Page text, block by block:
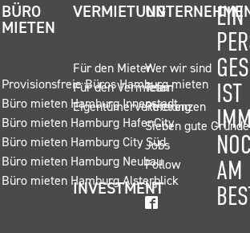
BÜRO
MIETEN
Provisionsfreie Büros Hamburg mieten
Büro mieten Hamburg Innenstadt
Büro mieten Hamburg HafenCity
Büro mieten Hamburg City Süd
Büro mieten Hamburg Neubau
Büro mieten Hamburg Alsterblick
VERMIETUNG
Für den Mieter
Für den Vermieter
Eigentümervertretung
INVESTMENT
Wer wir sind
Team
Referenzen
Sieben gute Gründe
Jobs
Follow
us
EIN
IST
AM